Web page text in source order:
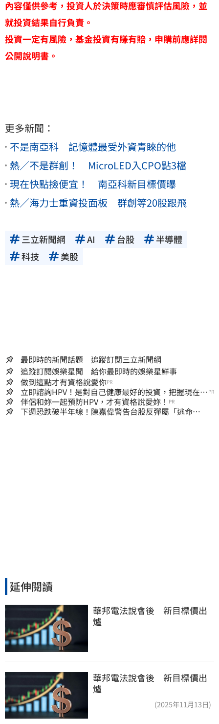
內容僅供參考，投資人於決策時應審慎評估風險，並
就投資結果自行負責。
投資一定有風險，基金投資有賺有賠，申購前應詳閱
公開說明書。
更多新聞：
不是南亞科 記憶體最受外資青睞的他
熱／不是群創！ MicroLED入CPO點3檔
現在快點撿便宜！ 南亞科新目標價曝
熱／海力士重資投面板 群創等20股跟飛
三立新聞網 AI 台股
半導體
科技
美股
最即時的新聞話題 追蹤訂閱三立新聞網
追蹤訂閱娛樂星聞 給你最即時的娛樂星鮮事
做到這點才有資格說愛你PR
立即諮詢HPV！是對自己健康最好的投資，把握現在不
嫌晚！
PR
伴侶和妳一起預防HPV，才有資格說愛妳！ PR
下週恐跌破半年線！陳嘉偉警告台股反彈屬「逃命
延伸閱讀
華邦電法說會後　新目標價出
爐
華邦電法說會後 新目標價出
爐
(2025年11月13日)